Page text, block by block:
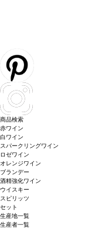
商品検索
赤ワイン
白ワイン
スパークリングワイン
ロゼワイン
オレンジワイン
ブランデー
酒精強化ワイン
ウイスキー
スピリッツ
セット
生産地一覧
生産者一覧